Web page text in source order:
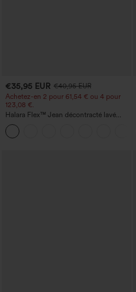
€35,95 EUR €40,95 EUR
Achetez-en 2 pour 61,54 € ou 4 pour
123,08 €.
Halara Flex™ Jean décontracté lavé
taille haute à poche croisée